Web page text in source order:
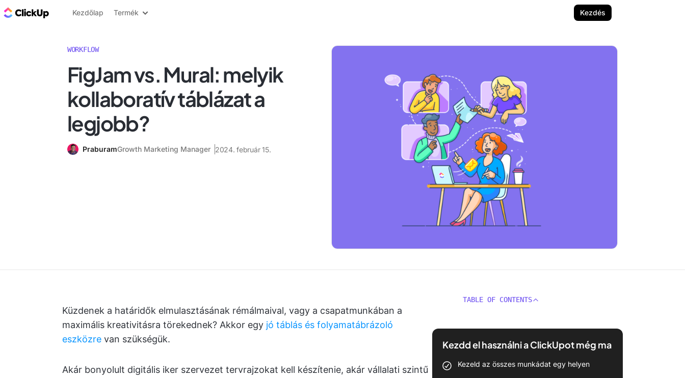
ClickUp blog
Kezdőlap Termék Kezdés
WORKFLOW
FigJam vs. Mural: melyik
kollaboratív táblázat a
legjobb?
PraburamGrowth Marketing Manager 2024. február 15.
Küzdenek a határidők elmulasztásának rémálmaival, vagy a csapatmunkában a
maximális kreativitásra törekednek? Akkor egy jó táblás és folyamatábrázoló
eszközre van szükségük.
Akár bonyolult digitális iker szervezet tervrajzokat kell készítenie, akár vállalati szintű
TABLE OF CONTENTS
Kezdd el használni a ClickUpot még ma
Kezeld az összes munkádat egy helyen